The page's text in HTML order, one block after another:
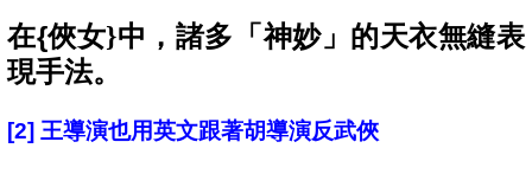
在{俠女}中，諸多「神妙」的天衣無縫表
現手法。
[2] 王導演也用英文跟著胡導演反武俠